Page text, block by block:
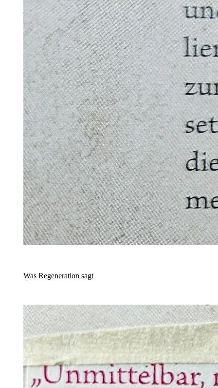
Was Regeneration sagt